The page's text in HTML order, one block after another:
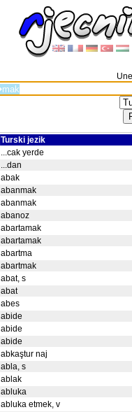
Turski jezik
...cak yerde
...dan
abak
abanmak
abanmak
abanoz
abartamak
abartamak
abartma
abartmak
abat, s
abat
abes
abide
abide
abide
abkaştur naj
abla, s
ablak
abluka
abluka etmek, v